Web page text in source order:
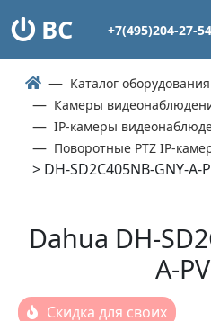
ВС +7(495)204-27-54
Каталог
Камеры
IP-камеры
Поворотные PTZ IP-
> DH-SD2C405NB-GNY-A-
Dahua DH-
A-
Скидка для своих